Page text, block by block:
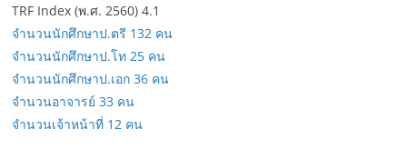
TRF Index (พ.ศ. 2560) 4.1
จำนวนนักศึกษาป.ตรี 132 คน
จำนวนนักศึกษาป.โท 25 คน
จำนวนนักศึกษาป.เอก 36 คน
จำนวนอาจารย์ 33 คน
จำนวนเจ้าหน้าที่ 12 คน